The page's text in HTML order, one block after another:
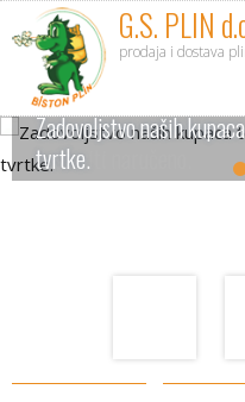
G.S. PLIN
prodaja i dostava
Zadovoljstvo naših
tvrtke.
Naši dostavljači će Vam
dostaviti naručeno.